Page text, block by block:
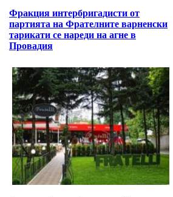
Фракция интербригадисти от
партията на Фрателните варненски
тарикати се нареди на агне в
Провадия